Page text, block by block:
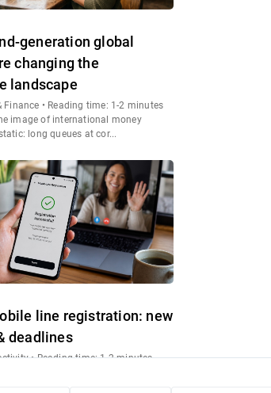
generation global
changing the
landscape
Finance • Reading time: 1-2 minutes
image of international money
long queues at cor...
line registration: new
deadlines
• Reading time: 1-2 minutes
a friend visiti...